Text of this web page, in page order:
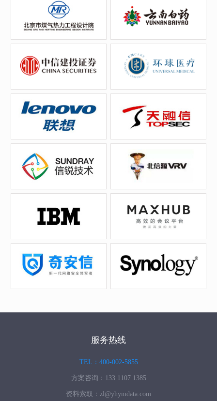
服务热线
TEL：400-002-5855
方案咨询：133 1107 1385
资料索取：zl@yhymdata.com